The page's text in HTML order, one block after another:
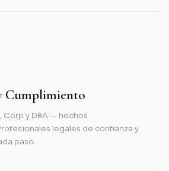
Cumplimiento
Corp y DBA — hechos
legales de confianza y
paso.